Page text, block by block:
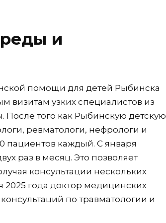
и
помощи для детей Рыбинска
визитам узких специалистов из
того как Рыбинскую детскую
ревматологи, нефрологи и
пациентов каждый. С января
раз в месяц. Это позволяет
консультации нескольких
2025 года доктор медицинских
по травматологии и